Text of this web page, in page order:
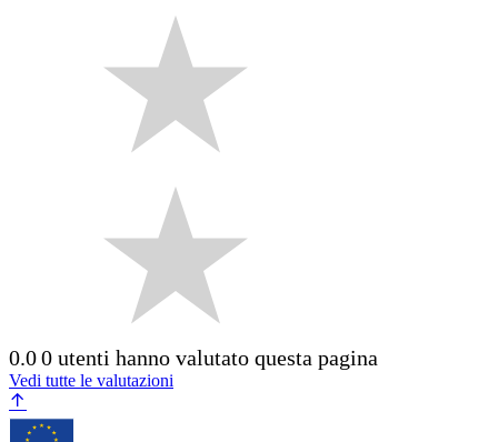
0.00 utenti hanno valutato questa pagina
Vedi tutte le valutazioni